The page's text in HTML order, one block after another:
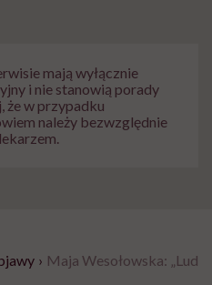
mają wyłącznie
i nie stanowią porady
że w przypadku
należy bezwzględnie
› Maja Wesołowska: